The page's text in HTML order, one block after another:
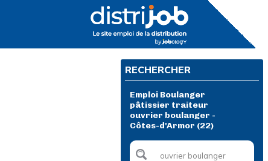
RECHERCHER
Emploi Boulanger
pâtissier traiteur
ouvrier boulanger -
Côtes-d'Armor (22)